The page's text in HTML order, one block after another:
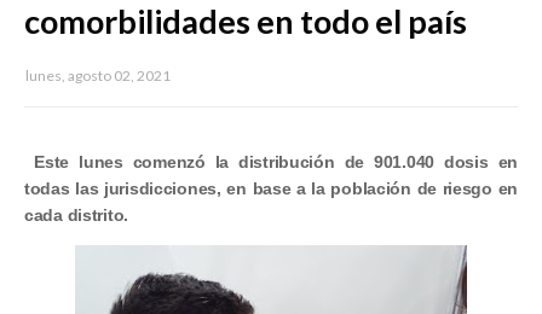
comorbilidades en todo el país
lunes, agosto 02, 2021
Este lunes comenzó la distribución de 901.040 dosis en
todas las jurisdicciones, en base a la población de riesgo en
cada distrito.